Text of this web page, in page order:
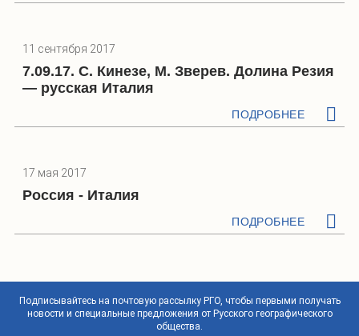
11 сентября 2017
7.09.17. С. Кинезе, М. Зверев. Долина Резия
— русская Италия
ПОДРОБНЕЕ
17 мая 2017
Россия - Италия
ПОДРОБНЕЕ
Подписывайтесь на почтовую рассылку РГО, чтобы первыми получать
новости и специальные предложения от Русского географического
общества.